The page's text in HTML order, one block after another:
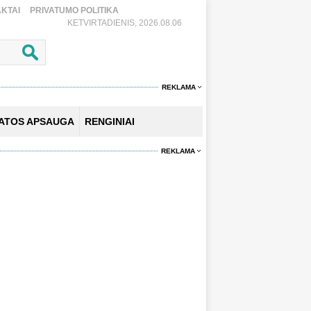
PRIVATUMO POLITIKA
KETVIRTADIENIS, 2026.08.06
REKLAMA
APSAUGA RENGINIAI
REKLAMA